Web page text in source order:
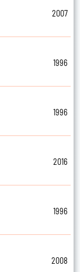
2007
1996
1996
2016
1996
2008